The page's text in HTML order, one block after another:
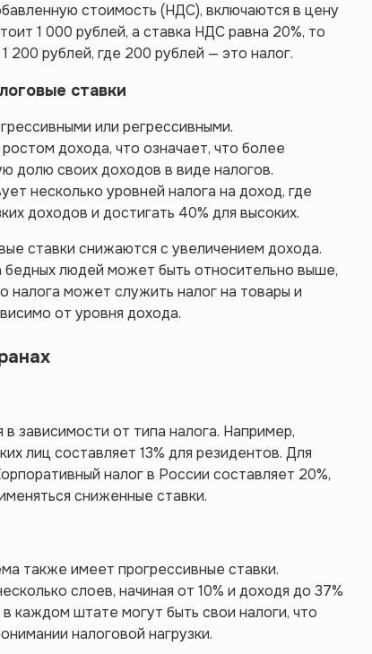
стоимость (НДС), включаются в цену
1 000 рублей, а ставка НДС равна 20%, то
200 рублей, где 200 рублей — это налог.
ставки
или регрессивными.
дохода, что означает, что более
долю своих доходов в виде налогов.
несколько уровней налога на доход, где
доходов и достигать 40% для высоких.
ставки снижаются с увеличением дохода.
бедных людей может быть относительно выше,
налога может служить налог на товары и
от уровня дохода.
зависимости от типа налога. Например,
лиц составляет 13% для резидентов. Для
налог в России составляет 20%,
сниженные ставки.
также имеет прогрессивные ставки.
слоев, начиная от 10% и доходя до 37%
каждом штате могут быть свои налоги, что
налоговой нагрузки.